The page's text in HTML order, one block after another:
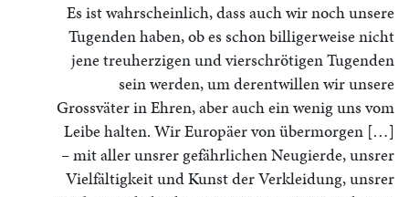
Es ist wahrscheinlich, dass auch wir noch unsere
Tugenden haben, ob es schon billigerweise nicht
jene treuherzigen und vierschrötigen Tugenden
sein werden, um derentwillen wir unsere
Grossväter in Ehren, aber auch ein wenig uns vom
Leibe halten. Wir Europäer von übermorgen […]
– mit aller unsrer gefährlichen Neugierde, unsrer
Vielfältigkeit und Kunst der Verkleidung, unsrer